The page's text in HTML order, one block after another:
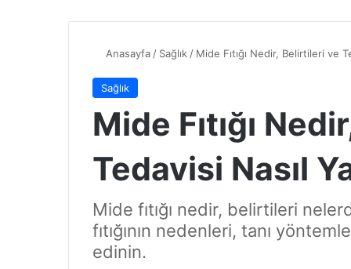
Anasayfa/ Sağlık/ Mide Fıtığı Nedir, Belirtileri ve
Sağlık
Mide Fıtığı
Tedavisi Nasıl
Mide fıtığı nedir, belirtileri
fıtığının nedenleri, tanı
edinin.